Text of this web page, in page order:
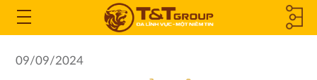
Open
Menu
CÔNG TY
09/09/2024